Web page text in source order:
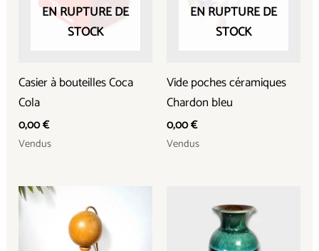
EN RUPTURE DE
STOCK
Casier à bouteilles Coca
Cola
0,00€
Vendus
EN RUPTURE DE
STOCK
Vide poches céramiques
Chardon bleu
0,00€
Vendus